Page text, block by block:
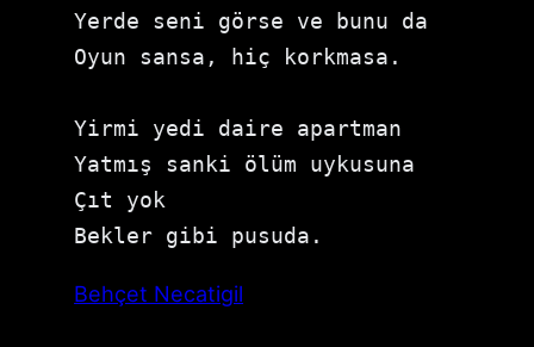
Yerde seni görse ve bunu da
Oyun sansa, hiç korkmasa.
Yirmi yedi daire apartman
Yatmış sanki ölüm uykusuna
Çıt yok
Bekler gibi pusuda.
Behçet Necatigil